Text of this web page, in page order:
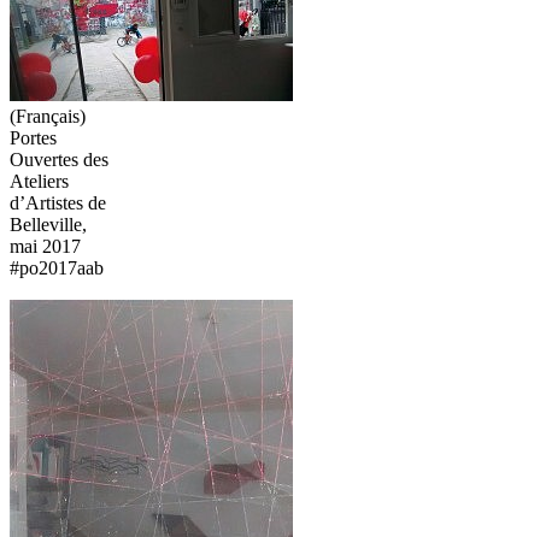
(Français)
Portes
Ouvertes des
Ateliers
d’Artistes de
Belleville,
mai 2017
#po2017aab